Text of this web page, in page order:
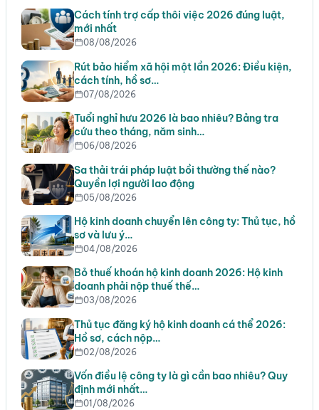
Cách tính trợ cấp thôi việc 2026 đúng luật,
mới nhất
08/08/2026
Rút bảo hiểm xã hội một lần 2026: Điều kiện,
cách tính, hồ sơ…
07/08/2026
Tuổi nghỉ hưu 2026 là bao nhiêu? Bảng tra
cứu theo tháng, năm sinh…
06/08/2026
Sa thải trái pháp luật bồi thường thế nào?
Quyền lợi người lao động
05/08/2026
Hộ kinh doanh chuyển lên công ty: Thủ tục, hồ
sơ và lưu ý…
04/08/2026
Bỏ thuế khoán hộ kinh doanh 2026: Hộ kinh
doanh phải nộp thuế thế…
03/08/2026
Thủ tục đăng ký hộ kinh doanh cá thể 2026:
Hồ sơ, cách nộp…
02/08/2026
Vốn điều lệ công ty là gì cần bao nhiêu? Quy
định mới nhất…
01/08/2026